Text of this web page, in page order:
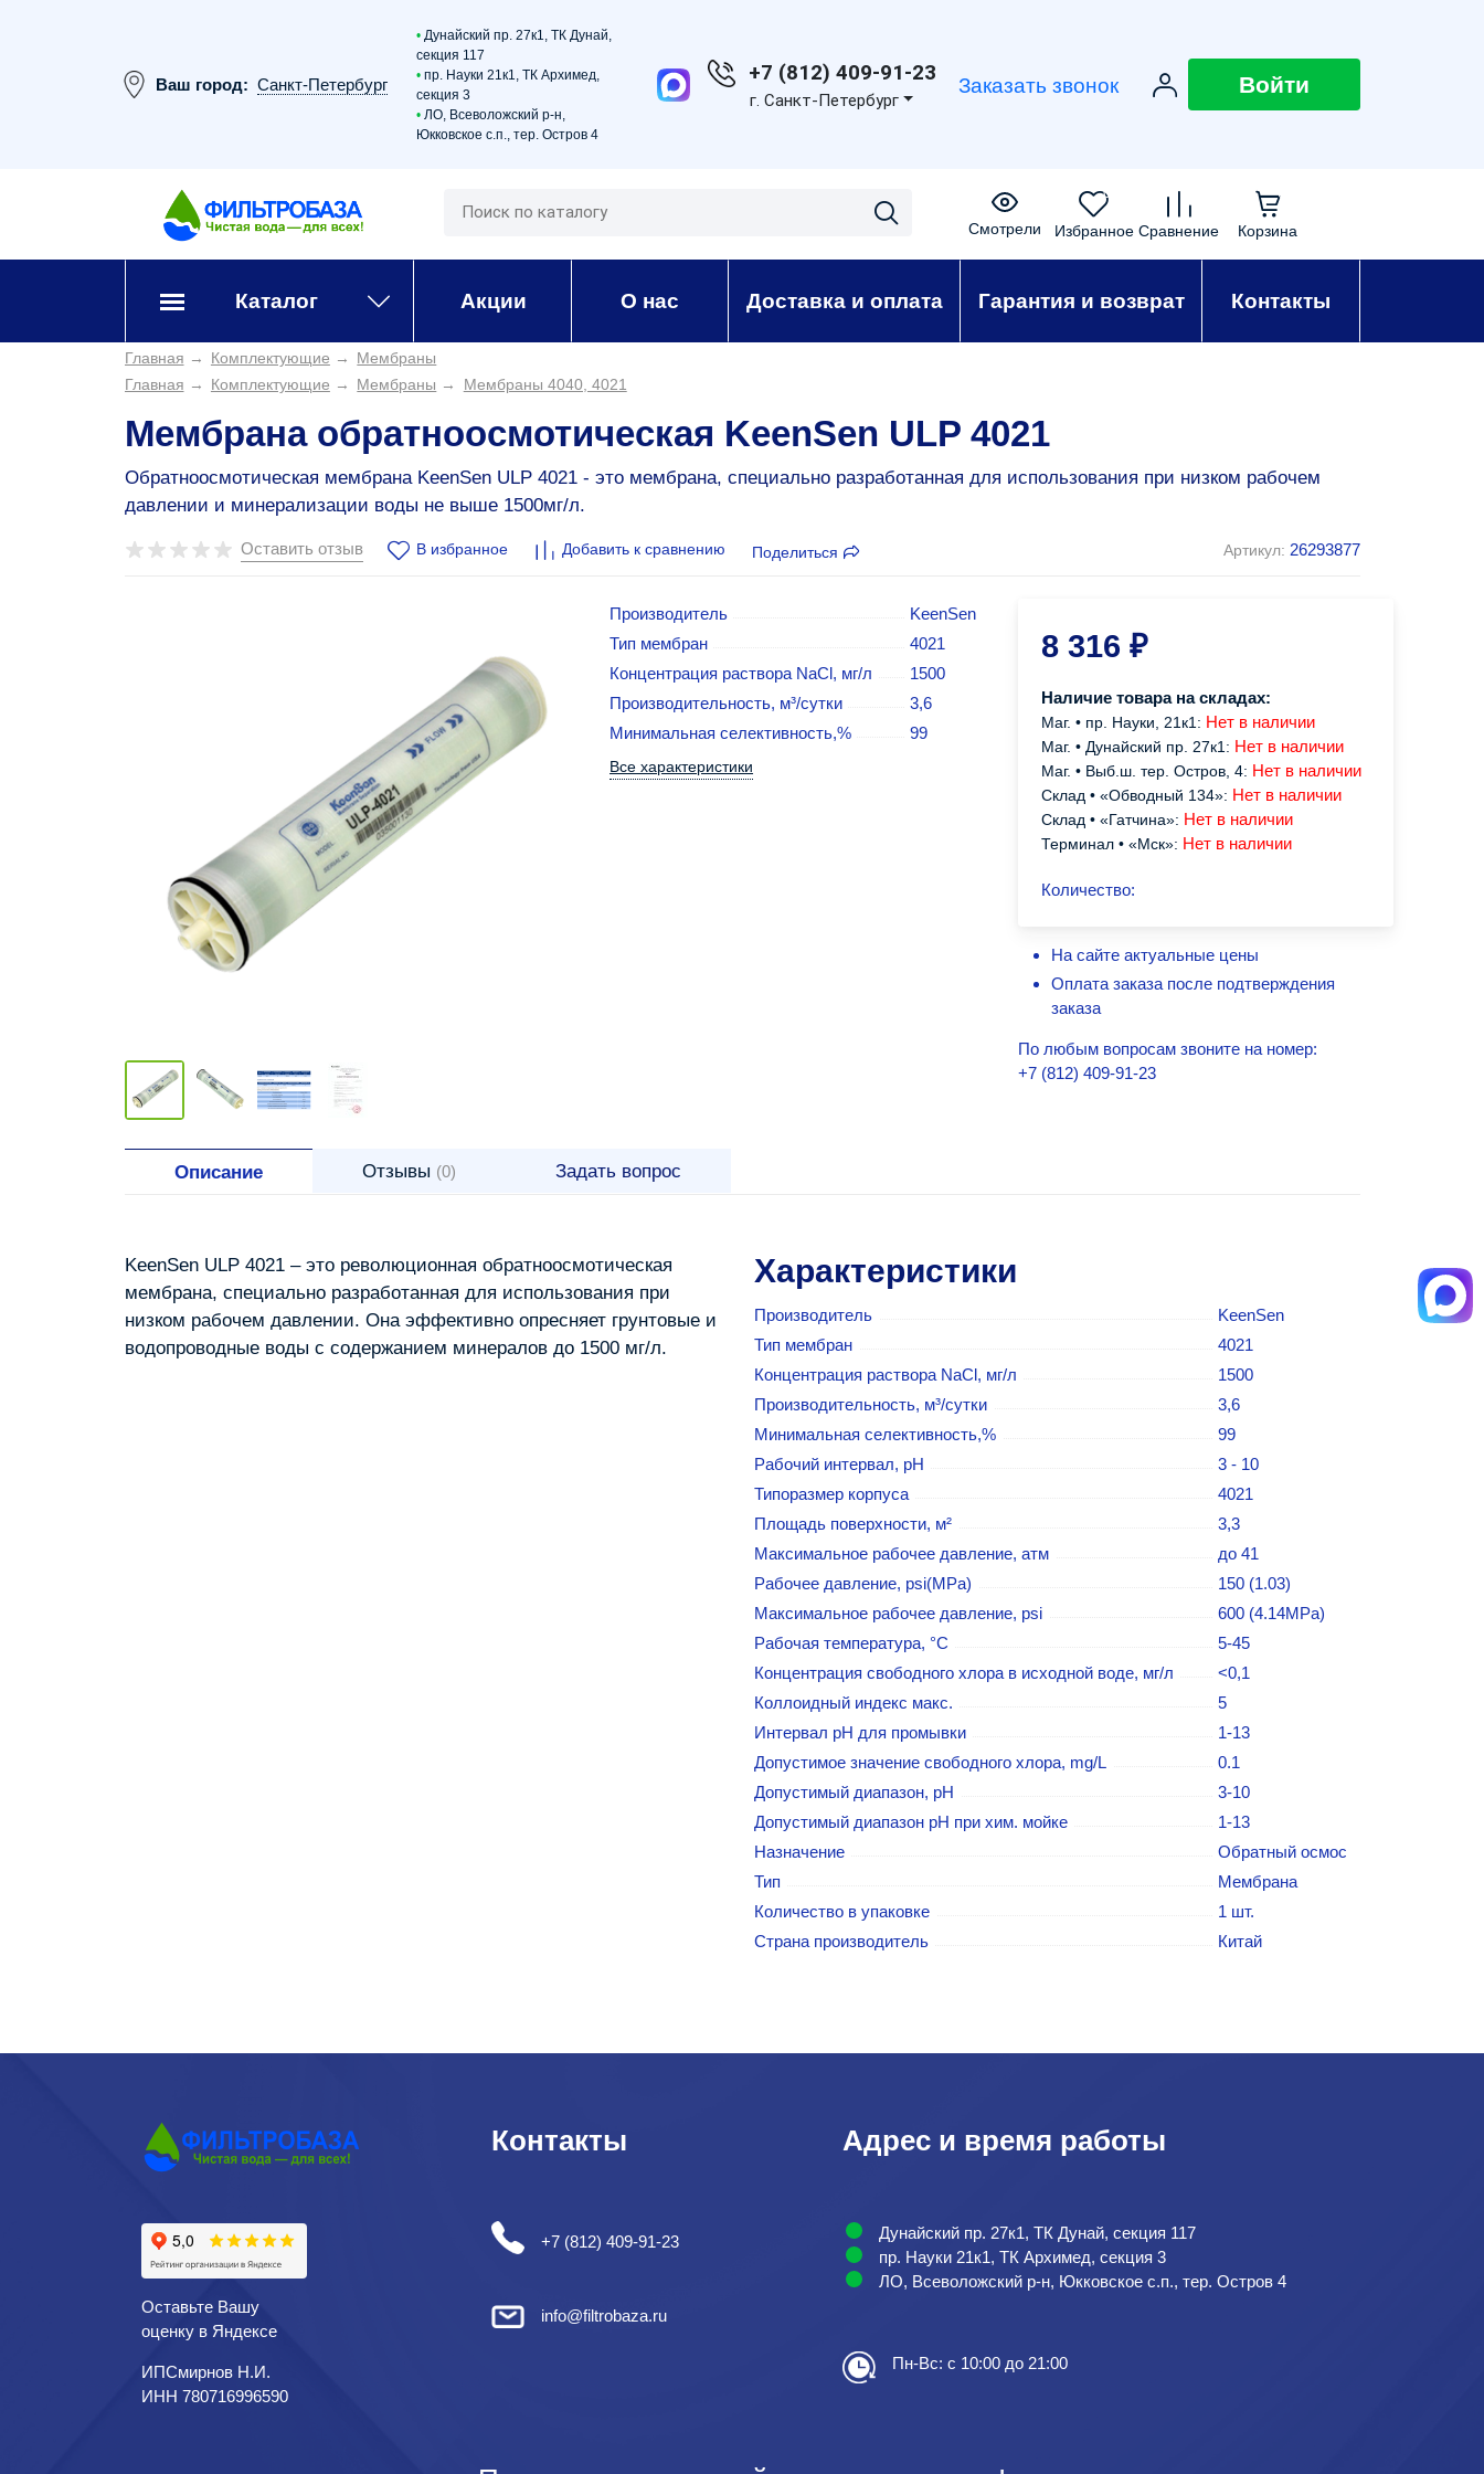
Ваш город: Санкт-Петербург
• Дунайский пр. 27к1, ТК Дунай,
секция 117
• пр. Науки 21к1, ТК Архимед,
секция 3
• ЛО, Всеволожский р-н,
Юкковское с.п., тер. Остров 4
+7 (812) 409-91-23
г. Санкт-Петербург
Заказать звонок Войти
Смотрели
0
Избранное Сравнение
0
Корзина
Каталог Акции О нас Доставка и оплата Гарантия и возврат Контакты
Главная → Комплектующие →
Мембраны
Мембраны 4040, 4021
Мембраны →
Комплектующие →
Главная →
Мембрана обратноосмотическая KeenSen ULP 4021
Обратноосмотическая мембрана KeenSen ULP 4021 - это мембрана, специально разработанная для использования при низком рабочем
давлении и минерализации воды не выше 1500мг/л.
Оставить отзыв В избранное Добавить к сравнению Поделиться Артикул: 26293877
Производитель
KeenSen
Тип мембран
4021
Концентрация раствора NaCl, мг/л
1500
Производительность, м³/сутки
3,6
Минимальная селективность,%
99
Все характеристики
8 316 ₽
Наличие товара на складах:
Маг. • пр. Науки, 21к1: Нет в наличии
Маг. • Дунайский пр. 27к1: Нет в наличии
Маг. • Выб.ш. тер. Остров, 4: Нет в наличии
Склад • «Обводный 134»: Нет в наличии
Склад • «Гатчина»: Нет в наличии
Терминал • «Мск»: Нет в наличии
Количество:
На сайте актуальные цены
Оплата заказа после подтверждения
заказа
По любым вопросам звоните на номер:
+7 (812) 409-91-23
Описание Отзывы (0) Задать вопрос
KeenSen ULP 4021 – это революционная обратноосмотическая
мембрана, специально разработанная для использования при
низком рабочем давлении. Она эффективно опресняет грунтовые и
водопроводные воды с содержанием минералов до 1500 мг/л.
Характеристики
Производитель
KeenSen
Тип мембран
4021
Концентрация раствора NaCl, мг/л
1500
Производительность, м³/сутки
3,6
Минимальная селективность,%
99
Рабочий интервал, pH
3 - 10
Типоразмер корпуса
4021
Площадь поверхности, м²
3,3
Максимальное рабочее давление, атм
до 41
Рабочее давление, psi(MPa)
150 (1.03)
Максимальное рабочее давление, psi
600 (4.14MPa)
Рабочая температура, °C
5-45
Концентрация свободного хлора в исходной воде, мг/л
<0,1
Коллоидный индекс макс.
5
Интервал pH для промывки
1-13
Допустимое значение свободного хлора, mg/L
0.1
Допустимый диапазон, рН
3-10
Допустимый диапазон рН при хим. мойке
1-13
Назначение
Обратный осмос
Тип
Мембрана
Количество в упаковке
1 шт.
Страна производитель
Китай
Оставьте Вашу
оценку в Яндексе
ИПСмирнов Н.И.
ИНН 780716996590
Контакты
+7 (812) 409-91-23
info@filtrobaza.ru
Адрес и время работы
Дунайский пр. 27к1, ТК Дунай, секция 117
пр. Науки 21к1, ТК Архимед, секция 3
ЛО, Всеволожский р-н, Юкковское с.п., тер. Остров 4
Пн-Вс: с 10:00 до 21:00